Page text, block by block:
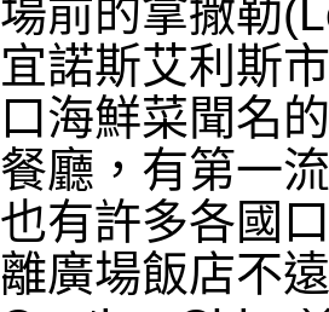
場前的拿撒勒
宜諾斯艾利斯
口海鮮菜聞名
餐廳，有第一
也有許多各國
離廣場飯店不